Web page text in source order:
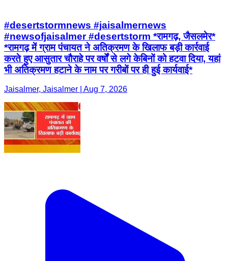
#desertstormnews #jaisalmernews
#newsofjaisalmer #desertstorm *रामगढ़, जैसलमेर*
*रामगढ़ में ग्राम पंचायत ने अतिक्रमण के खिलाफ बड़ी कार्रवाई
करते हुए आसुतार चौराहे पर वर्षों से लगे केबिनों को हटवा दिया, यहां
भी अतिक्रमण हटाने के नाम पर गरीबों पर ही हुई कार्यवाई*
Jaisalmer, Jaisalmer | Aug 7, 2026